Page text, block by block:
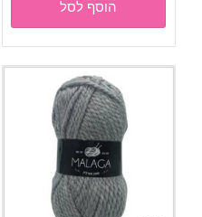
היה:
₪30.00.
₪28.00.
הוסף לסל